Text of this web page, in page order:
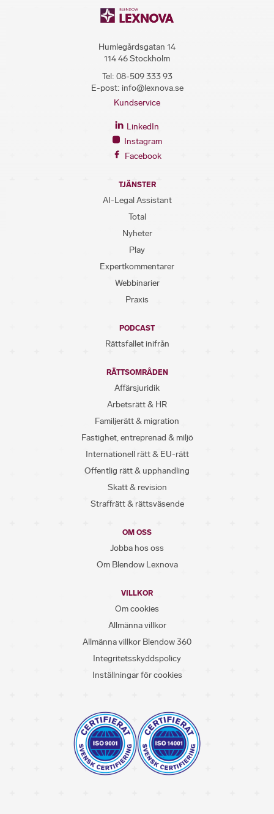
Humlegårdsgatan 14
114 46 Stockholm
Tel: 08-509 333 93
E-post: info@lexnova.se
Kundservice
LinkedIn
Instagram
Facebook
TJÄNSTER
AI-Legal Assistant
Total
Nyheter
Play
Expertkommentarer
Webbinarier
Praxis
PODCAST
Rättsfallet inifrån
RÄTTSOMRÅDEN
Affärsjuridik
Arbetsrätt & HR
Familjerätt & migration
Fastighet, entreprenad & miljö
Internationell rätt & EU-rätt
Offentlig rätt & upphandling
Skatt & revision
Straffrätt & rättsväsende
OM OSS
Jobba hos oss
Om Blendow Lexnova
VILLKOR
Om cookies
Allmänna villkor
Allmänna villkor Blendow 360
Integritetsskyddspolicy
Inställningar för cookies